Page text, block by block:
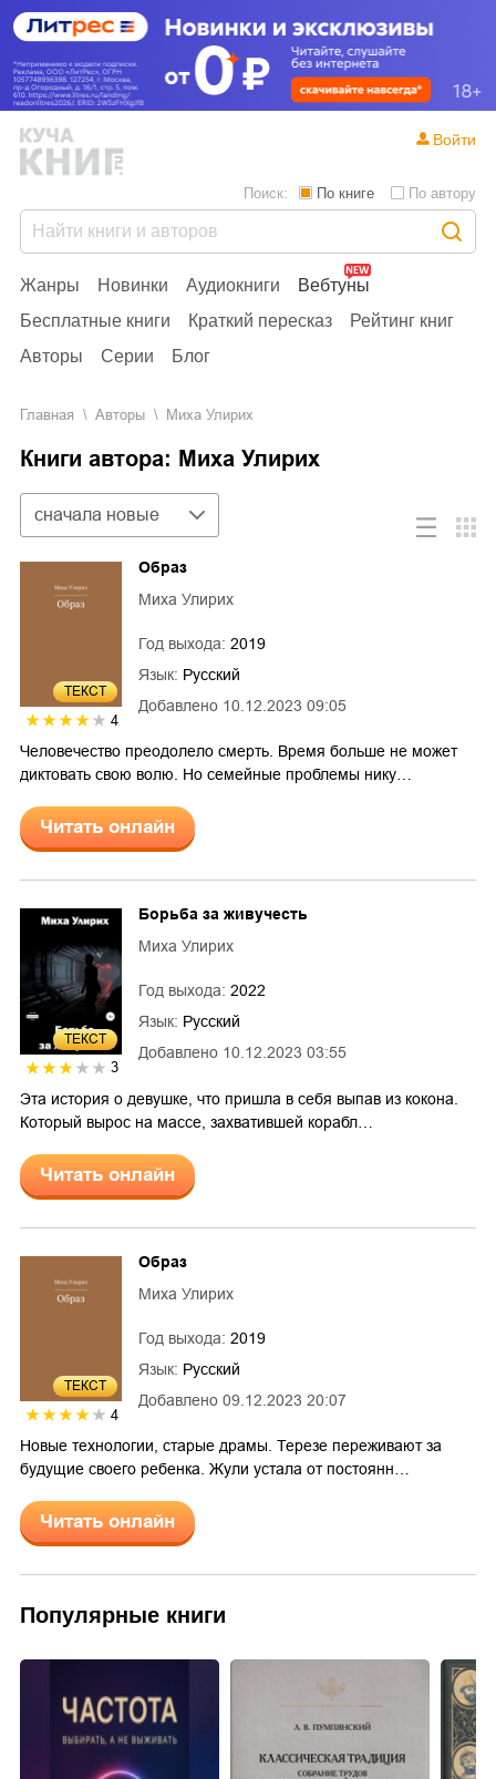
Жанры Новинки Аудиокниги
Вебтуны
Бесплатные книги
Краткий пересказ
Рейтинг книг
Авторы
Серии Блог
Поиск: По книге По автору
Войти
Главная Aвторы Миха Улирих
Книги автора: Миха Улирих
Сортировка
сначала новые
ТЕКСТ
4
Добавлено 10.12.2023 09:05
Образ
Миха Улирих
Год выхода: 2019
Язык: Русский
Человечество преодолело смерть. Время больше не может
диктовать свою волю. Но семейные проблемы нику…
Читать онлайн
ТЕКСТ
3
Добавлено 10.12.2023 03:55
Борьба за живучесть
Миха Улирих
Год выхода: 2022
Язык: Русский
Эта история о девушке, что пришла в себя выпав из кокона.
Который вырос на массе, захватившей корабл…
Читать онлайн
ТЕКСТ
4
Добавлено 09.12.2023 20:07
Образ
Миха Улирих
Год выхода: 2019
Язык: Русский
Новые технологии, старые драмы. Терезе переживают за
будущие своего ребенка. Жули устала от постоянн…
Читать онлайн
Популярные книги